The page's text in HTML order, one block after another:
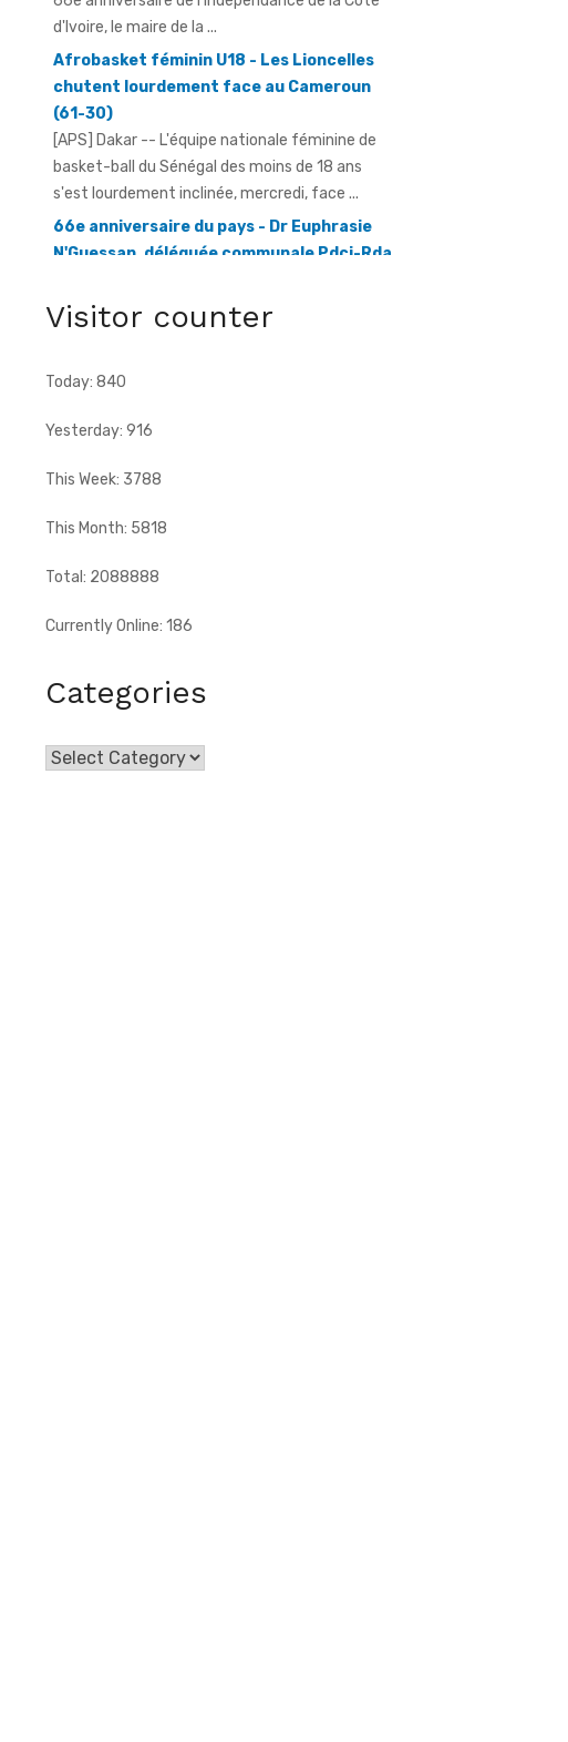
chutent lourdement face au Cameroun
s'est lourdement inclinée, mercredi, face ...
66e anniversaire du pays - Dr Euphrasie
N'Guessan, déléguée communale Pdci-Rda
mobilisation exceptionnelle
d'Ivoire, Dr Euphrasie N'Guessan, vice-présidente
Visitor counter
Today: 840
Yesterday: 916
This Week: 3788
This Month: 5818
Total: 2088888
Currently Online: 186
Categories
Categories